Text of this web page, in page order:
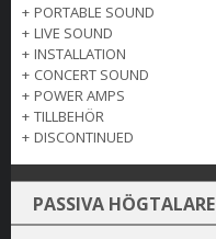
+ PORTABLE SOUND
+ LIVE SOUND
+ INSTALLATION
+ CONCERT SOUND
+ POWER AMPS
+ TILLBEHÖR
+ DISCONTINUED
PASSIVA HÖGTALARE